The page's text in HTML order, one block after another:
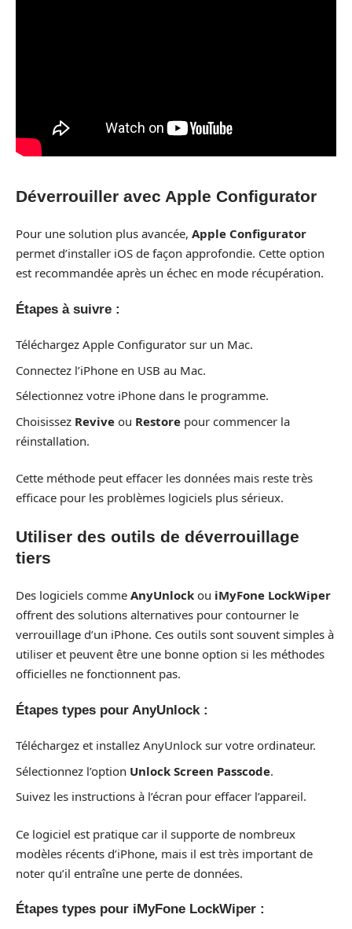
Déverrouiller avec Apple Configurator
Pour une solution plus avancée, Apple Configurator
permet d’installer iOS de façon approfondie. Cette option
est recommandée après un échec en mode récupération.
Étapes à suivre :
Téléchargez Apple Configurator sur un Mac.
Connectez l’iPhone en USB au Mac.
Sélectionnez votre iPhone dans le programme.
Choisissez Revive ou Restore pour commencer la
réinstallation.
Cette méthode peut effacer les données mais reste très
efficace pour les problèmes logiciels plus sérieux.
Utiliser des outils de déverrouillage
tiers
Des logiciels comme AnyUnlock ou iMyFone LockWiper
offrent des solutions alternatives pour contourner le
verrouillage d’un iPhone. Ces outils sont souvent simples à
utiliser et peuvent être une bonne option si les méthodes
officielles ne fonctionnent pas.
Étapes types pour AnyUnlock :
Téléchargez et installez AnyUnlock sur votre ordinateur.
Sélectionnez l’option Unlock Screen Passcode.
Suivez les instructions à l’écran pour effacer l’appareil.
Ce logiciel est pratique car il supporte de nombreux
modèles récents d’iPhone, mais il est très important de
noter qu’il entraîne une perte de données.
Étapes types pour iMyFone LockWiper :